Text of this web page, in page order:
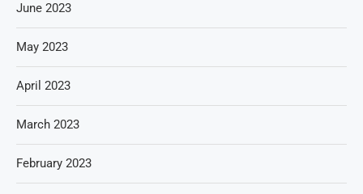
June 2023
May 2023
April 2023
March 2023
February 2023